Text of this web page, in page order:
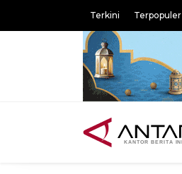
Terkini Terpopuler